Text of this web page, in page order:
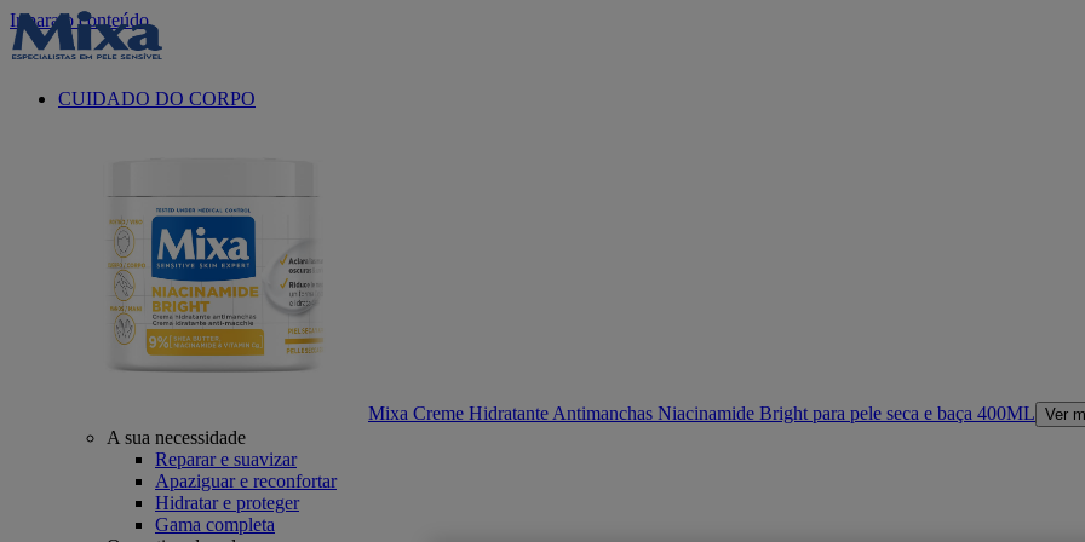
Ir para o conteúdo
CUIDADO DO CORPO
Mixa Creme Hidratante Antimanchas Niacinamide Bright para pele seca e baça 400ML Ver
A sua necessidade
Reparar e suavizar
Apaziguar e reconfortar
Hidratar e proteger
Gama completa